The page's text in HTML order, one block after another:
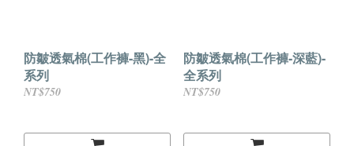
防皺透氣棉(工作褲-黑)-全
系列
NT$750
防皺透氣棉(工作褲-深藍)-
全系列
NT$750